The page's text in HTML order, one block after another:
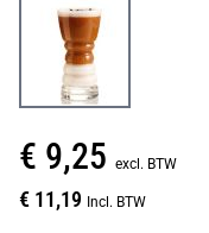
€ 9,25 excl. BTW
€ 11,19 Incl. BTW